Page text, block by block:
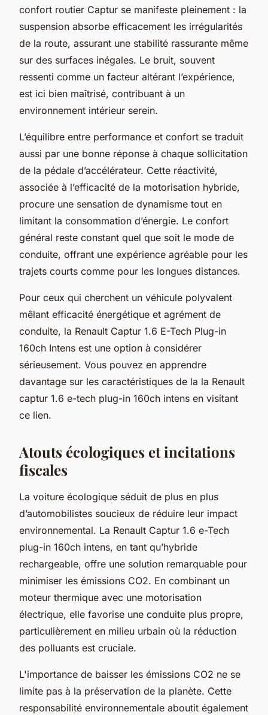
confort routier Captur se manifeste pleinement : la
suspension absorbe efficacement les irrégularités
de la route, assurant une stabilité rassurante même
sur des surfaces inégales. Le bruit, souvent
ressenti comme un facteur altérant l’expérience,
est ici bien maîtrisé, contribuant à un
environnement intérieur serein.
L’équilibre entre performance et confort se traduit
aussi par une bonne réponse à chaque sollicitation
de la pédale d’accélérateur. Cette réactivité,
associée à l’efficacité de la motorisation hybride,
procure une sensation de dynamisme tout en
limitant la consommation d’énergie. Le confort
général reste constant quel que soit le mode de
conduite, offrant une expérience agréable pour les
trajets courts comme pour les longues distances.
Pour ceux qui cherchent un véhicule polyvalent
mêlant efficacité énergétique et agrément de
conduite, la Renault Captur 1.6 E-Tech Plug-in
160ch Intens est une option à considérer
sérieusement. Vous pouvez en apprendre
davantage sur les caractéristiques de la la Renault
captur 1.6 e-tech plug-in 160ch intens en visitant
ce lien.
Atouts écologiques et incitations
fiscales
La voiture écologique séduit de plus en plus
d’automobilistes soucieux de réduire leur impact
environnemental. La Renault Captur 1.6 e-Tech
plug-in 160ch intens, en tant qu’hybride
rechargeable, offre une solution remarquable pour
minimiser les émissions CO2. En combinant un
moteur thermique avec une motorisation
électrique, elle favorise une conduite plus propre,
particulièrement en milieu urbain où la réduction
des polluants est cruciale.
L'importance de baisser les émissions CO2 ne se
limite pas à la préservation de la planète. Cette
responsabilité environnementale aboutit également